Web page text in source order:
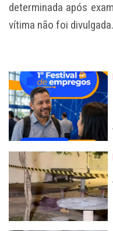
determinada após
vítima não foi divulgada.